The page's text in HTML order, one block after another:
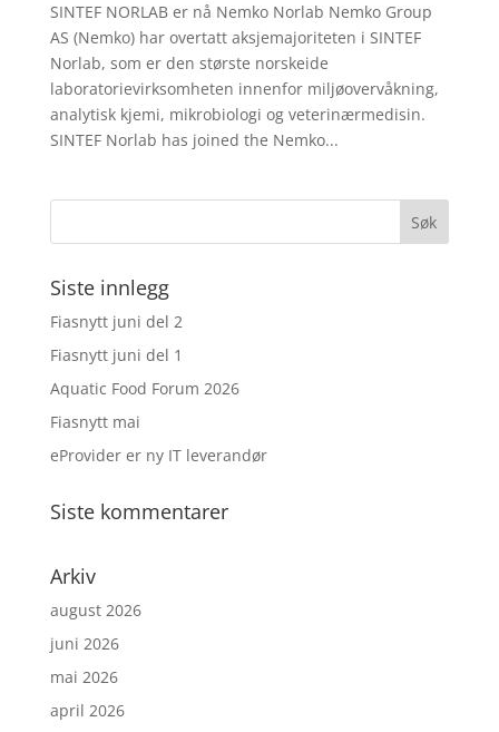
SINTEF NORLAB er nå Nemko Norlab Nemko Group
AS (Nemko) har overtatt aksjemajoriteten i SINTEF
Norlab, som er den største norskeide
laboratorievirksomheten innenfor miljøovervåkning,
analytisk kjemi, mikrobiologi og veterinærmedisin.
SINTEF Norlab has joined the Nemko...
Siste innlegg
Fiasnytt juni del 2
Fiasnytt juni del 1
Aquatic Food Forum 2026
Fiasnytt mai
eProvider er ny IT leverandør
Siste kommentarer
Arkiv
august 2026
juni 2026
mai 2026
april 2026